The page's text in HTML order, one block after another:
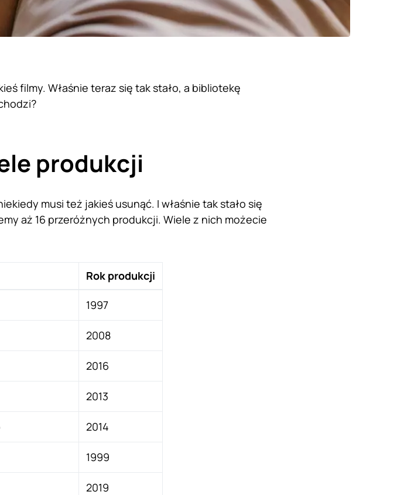
filmy. Właśnie teraz się tak stało, a bibliotekę
produkcji
musi też jakieś usunąć. I właśnie tak stało się
aż 16 przeróżnych produkcji. Wiele z nich możecie
Rok produkcji
1997
2008
2016
2013
2014
1999
2019